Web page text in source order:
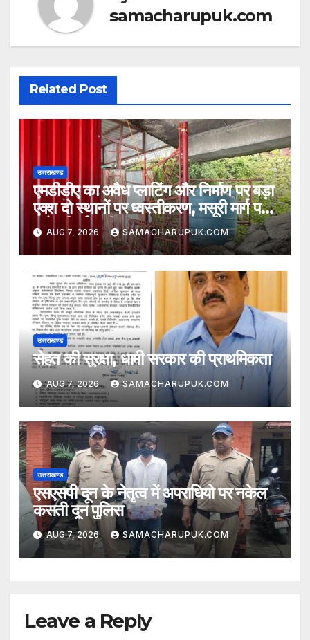
samacharupuk.com
Related Post
उत्तराखण्ड
एमडीडीए का अवैध प्लाटिंग और निर्माण पर बड़ा
एक्श दो स्थानों पर ध्वस्तीकरण, मसूरी मार्ग पर
अवैध निर्माण सील
AUG 7, 2026 SAMACHARUPUK.COM
उत्तराखण्ड
सेहत की सुरक्षा, धामी सरकार की प्राथमिकता
AUG 7, 2026 SAMACHARUPUK.COM
उत्तराखण्ड
एसएसपी दून के नेतृत्व में अपराधियो पर नकेल
कसती दून पुलिस
AUG 7, 2026 SAMACHARUPUK.COM
Leave a Reply